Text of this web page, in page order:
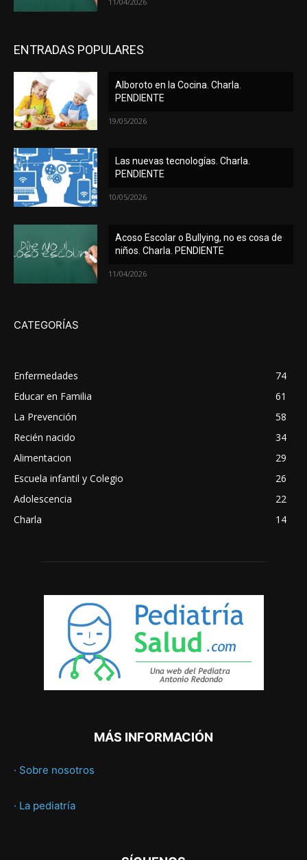
ENTRADAS POPULARES
Alboroto en la Cocina. Charla.
PENDIENTE
19/05/2026
Las nuevas tecnologías. Charla.
PENDIENTE
10/05/2026
Acoso Escolar o Bullying, no es cosa de
niños. Charla. PENDIENTE
11/04/2026
CATEGORÍAS
Enfermedades
74
Educar en Familia
61
La Prevención
58
Recién nacido
34
Alimentacion
29
Escuela infantil y Colegio
26
Adolescencia
22
Charla
14
MÁS INFORMACIÓN
· Sobre nosotros
· La pediatría